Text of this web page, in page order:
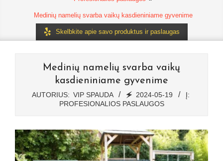
Medinių namelių svarba vaikų kasdieniniame gyvenime
Skelbkite apie savo produktus ir paslaugas
Medinių namelių svarba vaikų
kasdieniniame gyvenime
AUTORIUS: VIP SPAUDA 🗲 2024-05-19
Į:
PROFESIONALIOS PASLAUGOS